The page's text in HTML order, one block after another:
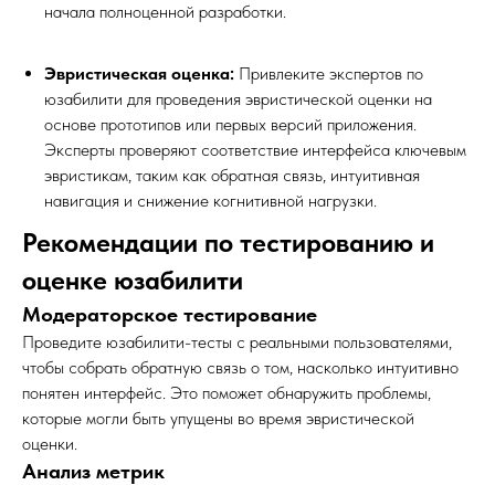
начала полноценной разработки.
Эвристическая оценка: Привлеките экспертов по
юзабилити для проведения эвристической оценки на
основе прототипов или первых версий приложения.
Эксперты проверяют соответствие интерфейса ключевым
эвристикам, таким как обратная связь, интуитивная
навигация и снижение когнитивной нагрузки.
Рекомендации по тестированию и
оценке юзабилити
Модераторское тестирование
Проведите юзабилити-тесты с реальными пользователями,
чтобы собрать обратную связь о том, насколько интуитивно
понятен интерфейс. Это поможет обнаружить проблемы,
которые могли быть упущены во время эвристической
оценки.
Анализ метрик